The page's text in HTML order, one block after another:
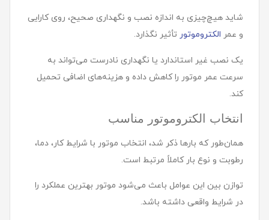
شاید هیچ‌چیزی به اندازه نصب و نگهداری صحیح، روی کارایی
و عمر الکتروموتور تأثیر نگذارد.
یک نصب غیر استاندارد یا نگهداری نادرست می‌تواند به
سرعت عمر موتور را کاهش داده و هزینه‌های اضافی تحمیل
کند.
انتخاب الکتروموتور مناسب
همان‌طور که بارها ذکر شد، انتخاب موتور با شرایط کار، دما،
رطوبت و نوع بار کاملاً مرتبط است.
توازن بین این عوامل باعث می‌شود موتور بهترین عملکرد را
در شرایط واقعی داشته باشد.